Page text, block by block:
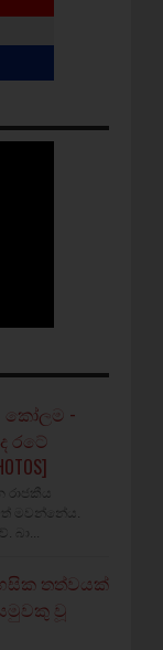
කෝලම -
රටේ
රාජකීය
මවන්නේය.
බා...
තත්වයක්
වූ